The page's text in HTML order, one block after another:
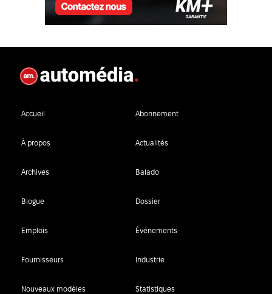
Accueil Abonnement
À propos Actualités
Archives Balado
Blogue Dossier
Emplois Événements
Fournisseurs Industrie
Nouveaux modèles Statistiques